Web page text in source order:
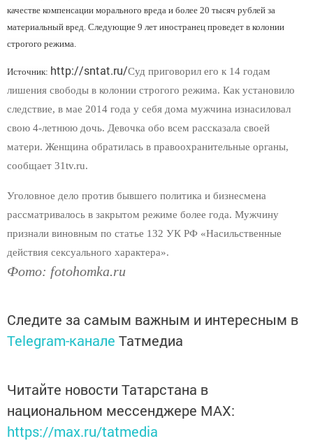
качестве компенсации морального вреда и более 20 тысяч рублей за
материальный вред. Следующие 9 лет иностранец проведет в колонии
строгого режима.
Источник: http://sntat.ru/Суд приговорил его к 14 годам
лишения свободы в колонии строгого режима. Как установило
следствие, в мае 2014 года у себя дома мужчина изнасиловал
свою 4-летнюю дочь. Девочка обо всем рассказала своей
матери. Женщина обратилась в правоохранительные органы,
сообщает 31tv.ru.
Уголовное дело против бывшего политика и бизнесмена
рассматривалось в закрытом режиме более года. Мужчину
признали виновным по статье 132 УК РФ «Насильственные
действия сексуального характера».
Фото: fotohomka.ru
Следите за самым важным и интересным в
Telegram-канале Татмедиа
Читайте новости Татарстана в
национальном мессенджере MАХ:
https://max.ru/tatmedia